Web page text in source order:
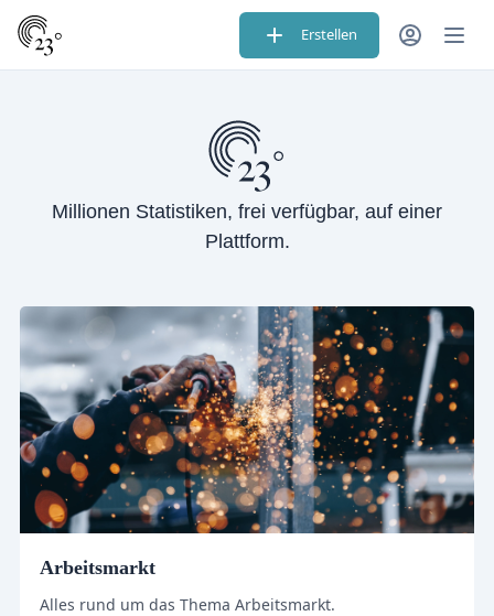
Erstellen
Millionen Statistiken, frei verfügbar, auf einer
Plattform.
Arbeitsmarkt
Alles rund um das Thema Arbeitsmarkt.